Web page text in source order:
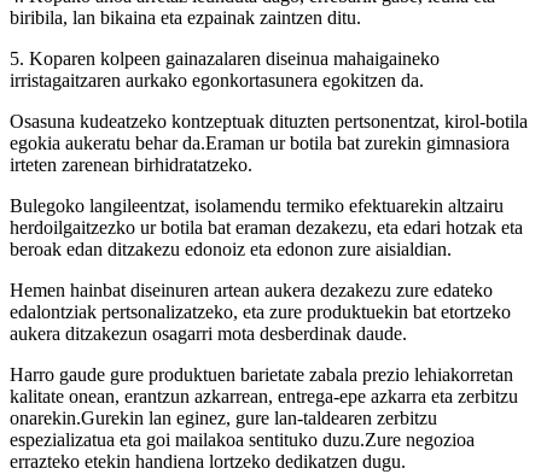
biribila, lan bikaina eta ezpainak zaintzen ditu.
5. Koparen kolpeen gainazalaren diseinua mahaigaineko
irristagaitzaren aurkako egonkortasunera egokitzen da.
Osasuna kudeatzeko kontzeptuak dituzten pertsonentzat, kirol-botila
egokia aukeratu behar da.Eraman ur botila bat zurekin gimnasiora
irteten zarenean birhidratatzeko.
Bulegoko langileentzat, isolamendu termiko efektuarekin altzairu
herdoilgaitzezko ur botila bat eraman dezakezu, eta edari hotzak eta
beroak edan ditzakezu edonoiz eta edonon zure aisialdian.
Hemen hainbat diseinuren artean aukera dezakezu zure edateko
edalontziak pertsonalizatzeko, eta zure produktuekin bat etortzeko
aukera ditzakezun osagarri mota desberdinak daude.
Harro gaude gure produktuen barietate zabala prezio lehiakorretan
kalitate onean, erantzun azkarrean, entrega-epe azkarra eta zerbitzu
onarekin.Gurekin lan eginez, gure lan-taldearen zerbitzu
espezializatua eta goi mailakoa sentituko duzu.Zure negozioa
errazteko etekin handiena lortzeko dedikatzen dugu.